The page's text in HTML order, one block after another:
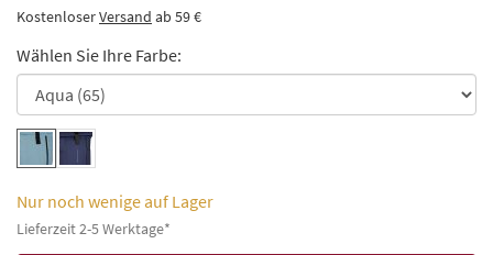
KostenloserVersand ab 59 €
Wählen Sie Ihre Farbe:
Nur noch wenige auf Lager
Lieferzeit 2-5 Werktage*